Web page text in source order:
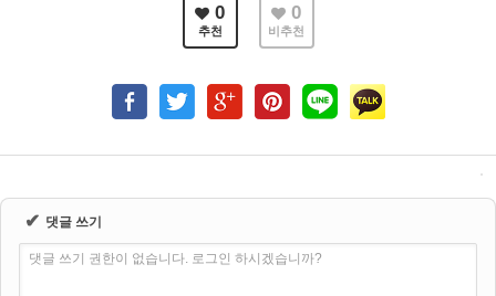
0
추천
0
비추천
✔ 댓글 쓰기
댓글 쓰기 권한이 없습니다. 로그인 하시겠습니까?